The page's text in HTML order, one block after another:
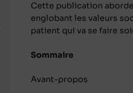
Cette publication
englobant les valeurs
patient qui va se faire
Sommaire
Avant-propos